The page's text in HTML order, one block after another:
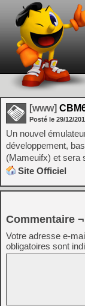
[www]
Posté le 29/12/
Un nouvel
développement,
(Mameuifx) et sera
Site Officiel
Commentaire ¬
Votre adresse e-
obligatoires sont